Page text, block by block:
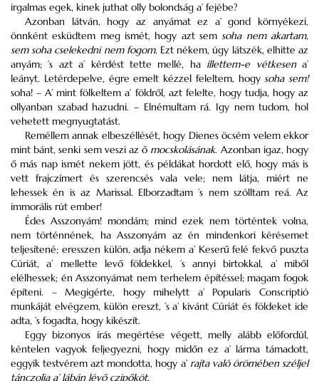
irgalmas egek, kinek juthat olly bolondság a’ fejébe?
Azonban látván, hogy az anyámat ez a’ gond környékezi,
önnként esküdtem meg ismét, hogy azt semsoha nem akartam,
sem soha cselekedni nem fogom. Ezt nékem, úgy látszék, elhitte az
anyám; ’s azt a’ kérdést tette mellé, ha illettem-e vétkesena’
leányt. Letérdepelve, égre emelt kézzel feleltem, hogysoha sem!
soha! – A’ mint fölkeltem a’ földről, azt felelte, hogy tudja, hogy az
ollyanban szabad hazudni. – Elnémultam rá. Igy nem tudom, hol
vehetett megnyugtatást.
Reméllem annak elbeszéllését, hogy Dienes öcsém velem ekkor
mint bánt, senki sem veszi az ő mocskolásának. Azonban igaz, hogy
ő más nap ismét nekem jött, és példákat hordott elő, hogy más is
vett frajczímert és szerencsés vala vele; nem látja, miért ne
lehessek én is az Marissal. Elborzadtam ’s nem szólltam reá. Az
immorális rút ember!
Édes Asszonyám! mondám; mind ezek nem történtek volna,
nem történnének, ha Asszonyám az én mindenkori kérésemet
teljesítené; eresszen külön, adja nékem a’ Keserű felé fekvő puszta
Cúriát, a’ mellette levő földekkel, ’s annyi birtokkal, a’ miből
elélhessek; én Asszonyámat nem terhelem építéssel; magam fogok
építeni. – Megigérte, hogy mihelytt a’ Popularis Conscriptió
munkáját elvégzem, külön ereszt, ’s a’ kivánt Cúriát és földeket ide
adta, ’s fogadta, hogy kikészít.
Eggy bizonyos írás megértése végett, melly alább előfordúl,
kéntelen vagyok feljegyezni, hogy midőn ez a’ lárma támadott,
eggyik testvérem azt mondotta, hogy a’ rajta való örömében széljel
tánczolja a’ lábán lévő czipőköt.